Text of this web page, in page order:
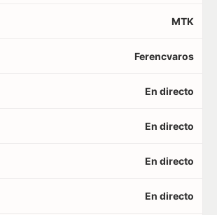
MTK
Ferencvaros
En directo
En directo
En directo
En directo